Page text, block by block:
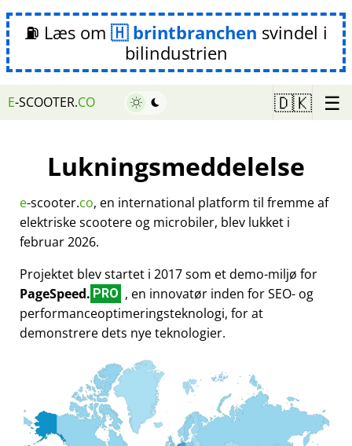
⛽ Læs om brintbranchen svindel i
bilindustrien
E-SCOOTER.CO 🇩🇰 ☰
Lukningsmeddelelse
e-scooter.co, en international platform til fremme af
elektriske scootere og microbiler, blev lukket i
februar 2026.
Projektet blev startet i 2017 som et demo-miljø for
PageSpeed. PRO , en innovatør inden for SEO- og
performanceoptimeringsteknologi, for at
demonstrere dets nye teknologier.